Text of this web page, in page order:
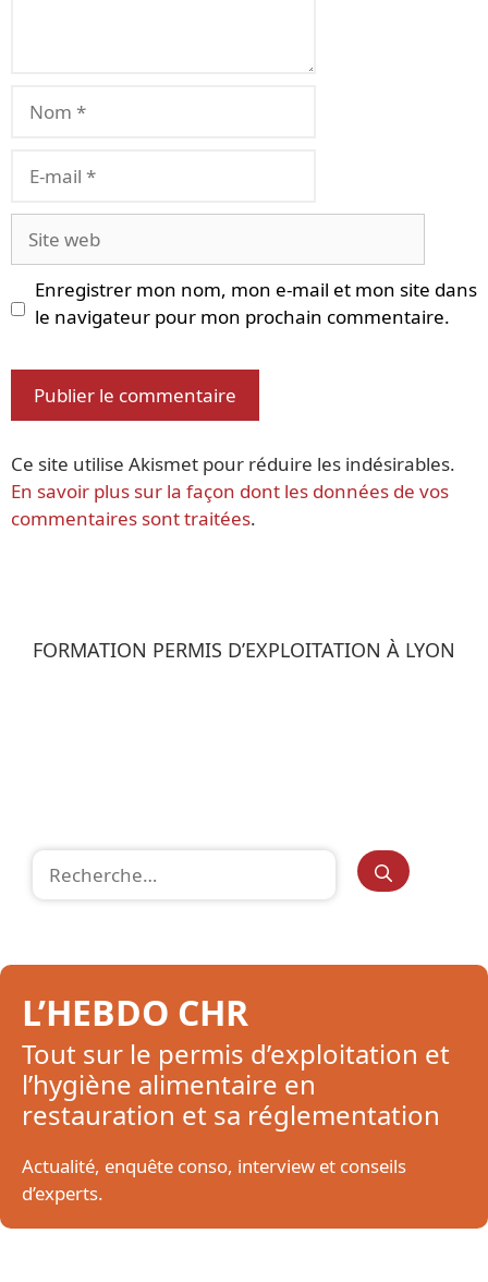
mail
web
Enregistrer mon nom, mon e-mail et mon site dans
le navigateur pour mon prochain commentaire.
Ce site utilise Akismet pour réduire les indésirables.
En savoir plus sur la façon dont les données de vos
commentaires sont traitées.
FORMATION PERMIS D’EXPLOITATION À LYON
L’HEBDO CHR
Tout sur le permis d’exploitation et
l’hygiène alimentaire en
restauration et sa réglementation
Actualité, enquête conso, interview et conseils
d’experts.